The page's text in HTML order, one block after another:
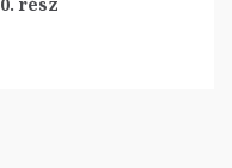
rész